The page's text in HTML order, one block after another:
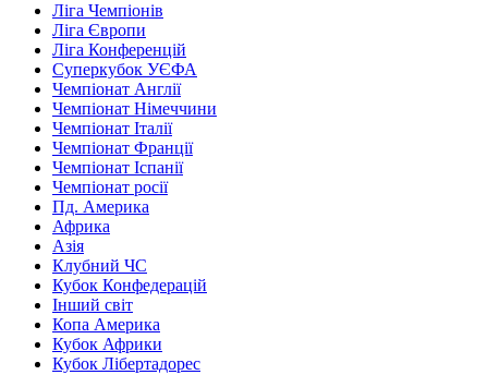
Ліга Чемпіонів
Ліга Європи
Ліга Конференцій
Суперкубок УЄФА
Чемпіонат Англії
Чемпіонат Німеччини
Чемпіонат Італії
Чемпіонат Франції
Чемпіонат Іспанії
Чемпіонат росії
Пд. Америка
Африка
Азія
Клубний ЧС
Кубок Конфедерацій
Інший світ
Копа Америка
Кубок Африки
Кубок Лібертадорес